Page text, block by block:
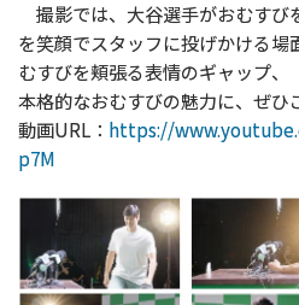
撮影では、大谷選手がおむすび
を笑顔でスタッフに投げかける場
むすびを頬張る表情のギャップ、
本格的なおむすびの魅力に、ぜひ
動画URL： https://
p7M